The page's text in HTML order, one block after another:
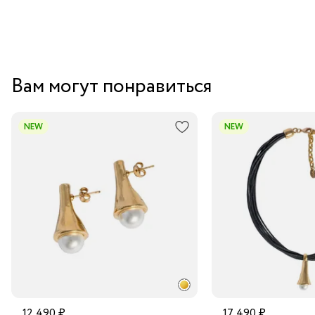
Вам могут понравиться
NEW NEW